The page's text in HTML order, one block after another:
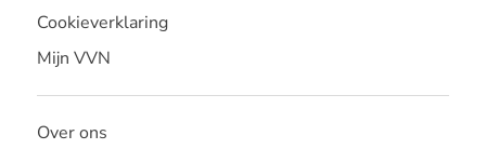
Cookieverklaring
Mijn VVN
Over ons